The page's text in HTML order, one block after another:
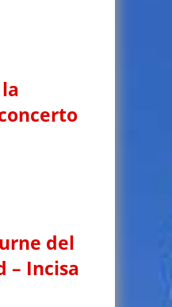
del
– Incisa